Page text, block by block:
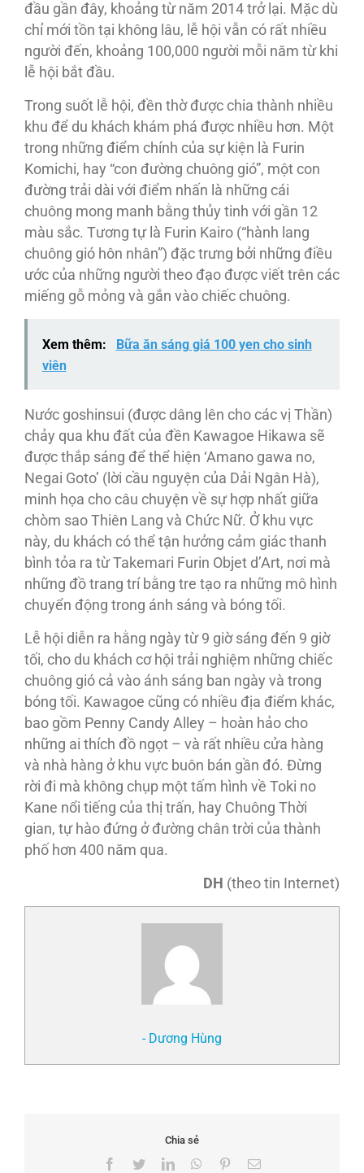
đầu gần đây, khoảng từ năm 2014 trở lại. Mặc dù
chỉ mới tồn tại không lâu, lễ hội vẫn có rất nhiều
người đến, khoảng 100,000 người mỗi năm từ khi
lễ hội bắt đầu.
Trong suốt lễ hội, đền thờ được chia thành nhiều
khu để du khách khám phá được nhiều hơn. Một
trong những điểm chính của sự kiện là Furin
Komichi, hay “con đường chuông gió”, một con
đường trải dài với điểm nhấn là những cái
chuông mong manh bằng thủy tinh với gần 12
màu sắc. Tương tự là Furin Kairo (“hành lang
chuông gió hôn nhân”) đặc trưng bởi những điều
ước của những người theo đạo được viết trên các
miếng gỗ mỏng và gắn vào chiếc chuông.
Xem thêm:
Bữa ăn sáng giá 100 yen cho sinh
viên
Nước goshinsui (được dâng lên cho các vị Thần)
chảy qua khu đất của đền Kawagoe Hikawa sẽ
được thắp sáng để thể hiện ‘Amano gawa no,
Negai Goto’ (lời cầu nguyện của Dải Ngân Hà),
minh họa cho câu chuyện về sự hợp nhất giữa
chòm sao Thiên Lang và Chức Nữ. Ở khu vực
này, du khách có thể tận hưởng cảm giác thanh
bình tỏa ra từ Takemari Furin Objet d’Art, nơi mà
những đồ trang trí bằng tre tạo ra những mô hình
chuyển động trong ánh sáng và bóng tối.
Lễ hội diễn ra hằng ngày từ 9 giờ sáng đến 9 giờ
tối, cho du khách cơ hội trải nghiệm những chiếc
chuông gió cả vào ánh sáng ban ngày và trong
bóng tối. Kawagoe cũng có nhiều địa điểm khác,
bao gồm Penny Candy Alley – hoàn hảo cho
những ai thích đồ ngọt – và rất nhiều cửa hàng
và nhà hàng ở khu vực buôn bán gần đó. Đừng
rời đi mà không chụp một tấm hình về Toki no
Kane nổi tiếng của thị trấn, hay Chuông Thời
gian, tự hào đứng ở đường chân trời của thành
phố hơn 400 năm qua.
DH (theo tin Internet)
- Dương Hùng
Chia sẻ
Facebook
TwitterLinkedInWhatsApp
PinterestEmail